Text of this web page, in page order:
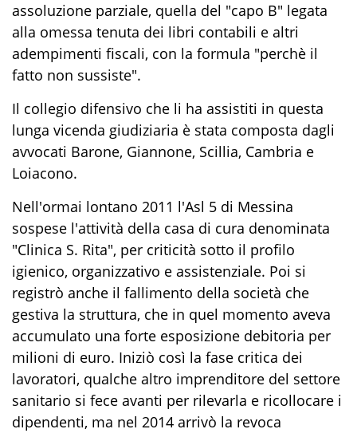
assoluzione parziale, quella del "capo B" legata
alla omessa tenuta dei libri contabili e altri
adempimenti fiscali, con la formula "perchè il
fatto non sussiste".
Il collegio difensivo che li ha assistiti in questa
lunga vicenda giudiziaria è stata composta dagli
avvocati Barone, Giannone, Scillia, Cambria e
Loiacono.
Nell'ormai lontano 2011 l'Asl 5 di Messina
sospese l'attività della casa di cura denominata
"Clinica S. Rita", per criticità sotto il profilo
igienico, organizzativo e assistenziale. Poi si
registrò anche il fallimento della società che
gestiva la struttura, che in quel momento aveva
accumulato una forte esposizione debitoria per
milioni di euro. Iniziò così la fase critica dei
lavoratori, qualche altro imprenditore del settore
sanitario si fece avanti per rilevarla e ricollocare i
dipendenti, ma nel 2014 arrivò la revoca